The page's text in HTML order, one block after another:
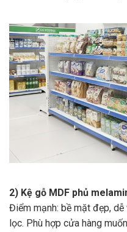
2) Kệ gỗ MDF phủ
Điểm mạnh: bề mặt đẹp,
lọc. Phù hợp cửa hàng